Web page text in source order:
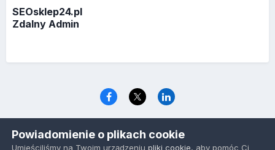
SEOsklep24.pl
Zdalny Admin
www.optymalizacja.com
Powiadomienie o plikach cookie
Umieściliśmy na Twoim urządzeniupliki cookie, aby pomóc Ci